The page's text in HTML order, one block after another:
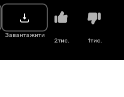
Завантажити
2тис. 1тис.